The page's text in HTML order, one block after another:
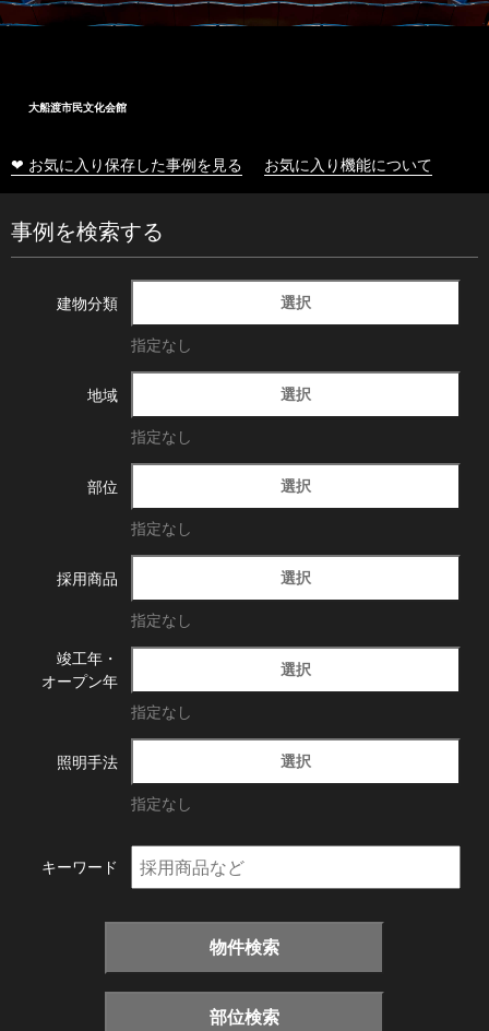
大船渡市民文化会館
❤ お気に入り保存した事例を見る お気に入り機能について
事例を検索する
建物分類 選択
指定なし
地域 選択
指定なし
部位 選択
指定なし
採用商品 選択
指定なし
竣工年・
オープン年
選択
指定なし
照明手法 選択
指定なし
キーワード
物件検索
部位検索